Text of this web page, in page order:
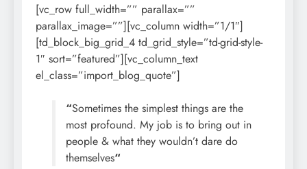
[vc_row full_width=”” parallax=””
parallax_image=””][vc_column width=”1/1″]
[td_block_big_grid_4 td_grid_style=”td-grid-style-
1″ sort=”featured”][vc_column_text
el_class=”import_blog_quote”]
“Sometimes the simplest things are the
most profound. My job is to bring out in
people & what they wouldn’t dare do
themselves“